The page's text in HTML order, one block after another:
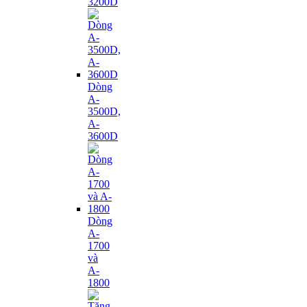
Dòng
A-
3500D,
A-
3600D
Dòng
A-
1700
và
A-
1800